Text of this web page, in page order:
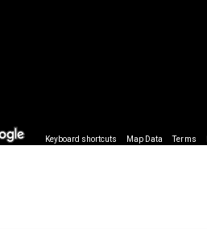
Keyboard shortcuts Map Data Terms